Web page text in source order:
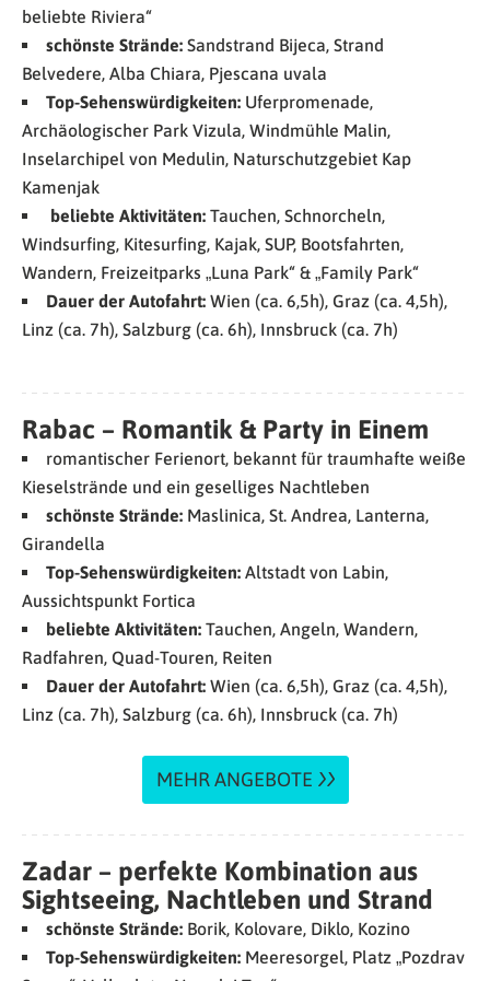
beliebte Riviera“
schönste Strände: Sandstrand Bijeca, Strand
Belvedere, Alba Chiara, Pjescana uvala
Top-Sehenswürdigkeiten: Uferpromenade,
Archäologischer Park Vizula, Windmühle Malin,
Inselarchipel von Medulin, Naturschutzgebiet Kap
Kamenjak
beliebte Aktivitäten: Tauchen, Schnorcheln,
Windsurfing, Kitesurfing, Kajak, SUP, Bootsfahrten,
Wandern, Freizeitparks „Luna Park“ & „Family Park“
Dauer der Autofahrt: Wien (ca. 6,5h), Graz (ca. 4,5h),
Linz (ca. 7h), Salzburg (ca. 6h), Innsbruck (ca. 7h)
Rabac – Romantik & Party in Einem
romantischer Ferienort, bekannt für traumhafte weiße
Kieselstrände und ein geselliges Nachtleben
schönste Strände: Maslinica, St. Andrea, Lanterna,
Girandella
Top-Sehenswürdigkeiten: Altstadt von Labin,
Aussichtspunkt Fortica
beliebte Aktivitäten: Tauchen, Angeln, Wandern,
Radfahren, Quad-Touren, Reiten
Dauer der Autofahrt: Wien (ca. 6,5h), Graz (ca. 4,5h),
Linz (ca. 7h), Salzburg (ca. 6h), Innsbruck (ca. 7h)
MEHR ANGEBOTE
Zadar – perfekte Kombination aus
Sightseeing, Nachtleben und Strand
schönste Strände: Borik, Kolovare, Diklo, Kozino
Top-Sehenswürdigkeiten: Meeresorgel, Platz „Pozdrav